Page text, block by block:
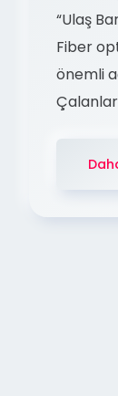
“Ulaş
Fiber
önemli